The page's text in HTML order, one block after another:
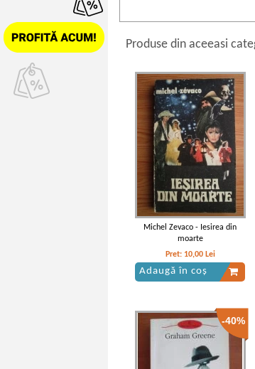
Produse din aceeasi
Michel Zevaco - Iesirea din
moarte
Pret: 10,00 Lei
Adaugă în coș
-40%